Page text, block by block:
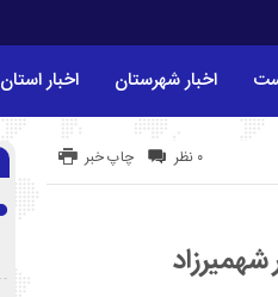
اخبار شهرستان اخبار استان
چاپ خبر ۰ نظر